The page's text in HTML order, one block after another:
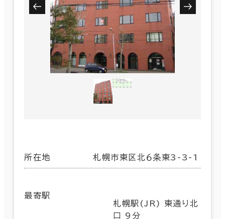
所在地 札幌市東区北６条東3-3-1
最寄駅
札幌駅(JR) 東通り北
口 9分